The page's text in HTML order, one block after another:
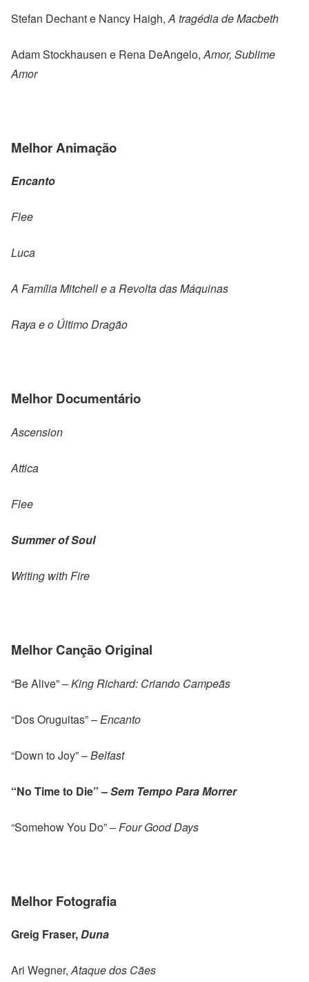
Stefan Dechant e Nancy Haigh, A tragédia de Macbeth
Adam Stockhausen e Rena DeAngelo, Amor, Sublime
Amor
Melhor Animação
Encanto
Flee
Luca
A Família Mitchell e a Revolta das Máquinas
Raya e o Último Dragão
Melhor Documentário
Ascension
Attica
Flee
Summer of Soul
Writing with Fire
Melhor Canção Original
“Be Alive” –King Richard: Criando Campeãs
“Dos Oruguitas” –Encanto
“Down to Joy” –Belfast
“No Time to Die” –Sem Tempo Para Morrer
“Somehow You Do” –Four Good Days
Melhor Fotografia
Greig Fraser,Duna
Ari Wegner,Ataque dos Cães